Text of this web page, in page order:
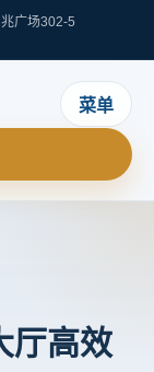
广场302-5
菜单
厅高效